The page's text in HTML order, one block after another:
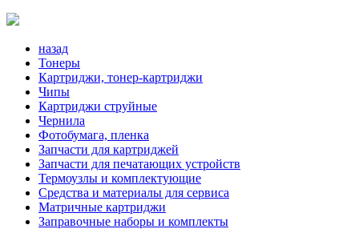
назад
Тонеры
Картриджи, тонер-картриджи
Чипы
Картриджи струйные
Чернила
Фотобумага, пленка
Запчасти для картриджей
Запчасти для печатающих устройств
Термоузлы и комплектующие
Средства и материалы для сервиса
Матричные картриджи
Заправочные наборы и комплекты